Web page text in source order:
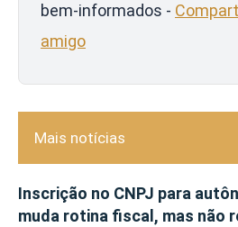
bem-informados -
amigo
Mais notícias
Inscrição no CNPJ para
muda rotina fiscal, mas não